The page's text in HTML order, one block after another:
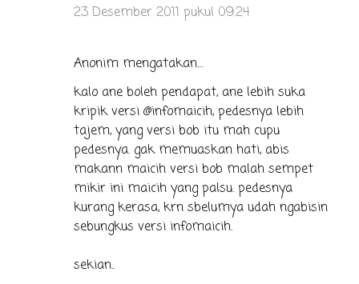
23 Desember 2011 pukul 09.24
Anonim mengatakan…
kalo ane boleh pendapat, ane lebih suka
kripik versi @infomaicih, pedesnya lebih
tajem, yang versi bob itu mah cupu
pedesnya. gak memuaskan hati, abis
makann maicih versi bob malah sempet
mikir ini maicih yang palsu. pedesnya
kurang kerasa, krn sbelumya udah ngabisin
sebungkus versi infomaicih.
sekian..